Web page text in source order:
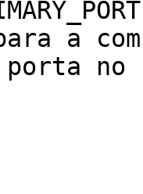
a
porta no